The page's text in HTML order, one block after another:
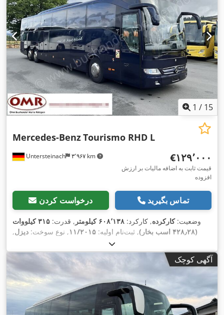
1 / 15
Untersteinach ۳٬۹۶۷ km
Mercedes-BenzTourismo RHD L
‎€۱۲۹٬۰۰۰
قیمت ثابت به اضافه مالیات بر ارزش
افزوده
درخواست کردن تماس بگیرید
وضعیت:کارکرده, کارکرد: ۶۰۸٬۱۳۸ کیلومتر , قدرت:
۳۱۵ کیلووات
(۴۲۸٫۲۸ اسب بخار)
, ثبت‌نام اولیه: ۱۱/۲۰۱۵, نوع سوخت: دیزل,
, نوع چرخ‌دنده:خودکار
آبی, ترمزها:رتاردر, سال ساخت:۲۰۱۵, تجهیزات:اِی‌بی‌اِس‎, برنامه
پایداری الکترونیکی (ESP), تهویه مطبوع, فرمان هیدرولیک, قفل
مرکزی, چراغ مه شکن, کروز کنترل, کنترل کشش
آگهی کوچک